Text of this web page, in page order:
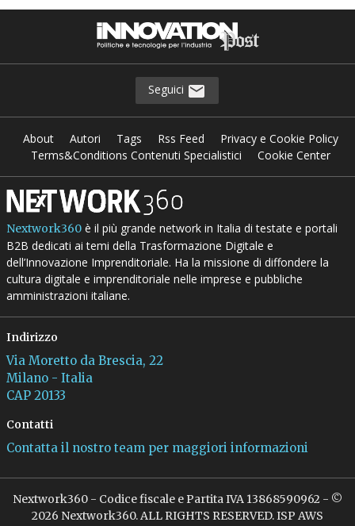
Seguici
About Autori Tags Rss Feed
Privacy e Cookie Policy
Terms&Conditions Contenuti Specialistici
Cookie Center
Nextwork360è il più grande network in Italia di testate e portali
B2B dedicati ai temi della Trasformazione Digitale e
dell’Innovazione Imprenditoriale. Ha la missione di diffondere la
cultura digitale e imprenditoriale nelle imprese e pubbliche
amministrazioni italiane.
Indirizzo
Via Moretto da Brescia, 22
Milano - Italia
CAP 20133
Contatti
Contatta il nostro team per maggiori informazioni
Nextwork360 - Codice fiscale e Partita IVA 13868590962 - ©
2026 Nextwork360. ALL RIGHTS RESERVED. ISP AWS